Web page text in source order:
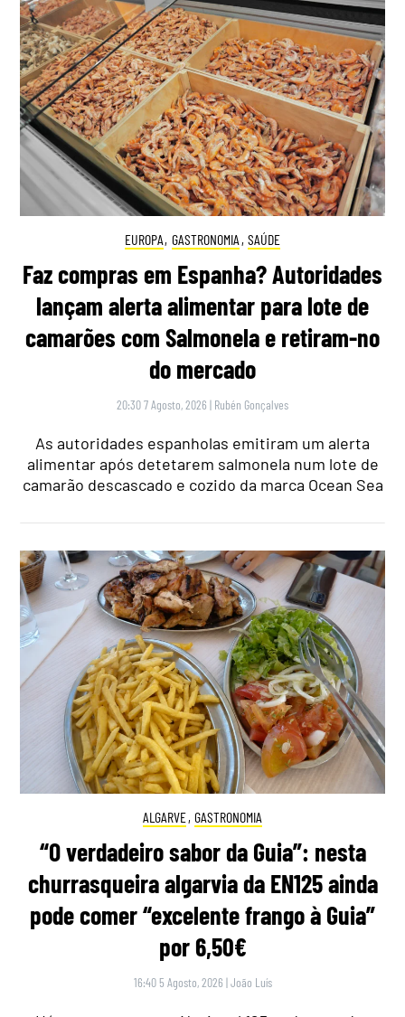
EUROPA, GASTRONOMIA , SAÚDE
Faz compras em Espanha? Autoridades
lançam alerta alimentar para lote de
camarões com Salmonela e retiram-no
do mercado
20:30 7 Agosto, 2026 | Rubén Gonçalves
As autoridades espanholas emitiram um alerta
alimentar após detetarem salmonela num lote de
camarão descascado e cozido da marca Ocean Sea
ALGARVE, GASTRONOMIA
“O verdadeiro sabor da Guia”: nesta
churrasqueira algarvia da EN125 ainda
pode comer “excelente frango à Guia”
por 6,50€
16:40 5 Agosto, 2026 |João Luís